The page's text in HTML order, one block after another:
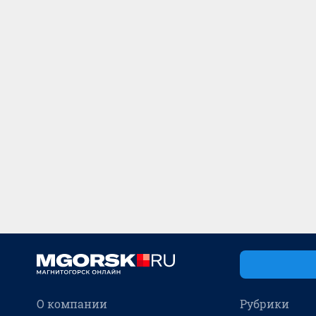
О компании Рубрики